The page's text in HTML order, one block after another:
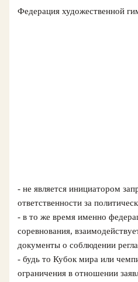
Федерация художественной
- не является инициатором
ответственности за
- в то же время именно
соревнования,
документы о соблюдении
- будь то Кубок мира или
ограничения в отношении